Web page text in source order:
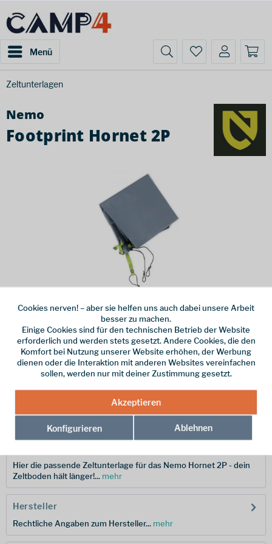
Menü
Zeltunterlagen
Nemo
Footprint Hornet 2P
Dieser Artikel steht derzeit nicht zur Verfügung!
79,99 € *
inkl. MwSt./ Versandkostenfrei!
814041014847
Hier die passende Zeltunterlage für das Nemo Hornet 2P - dein
Zeltboden hält länger!... mehr
Hersteller
Rechtliche Angaben zum Hersteller... mehr
Cookies nerven! – aber sie helfen uns auch dabei unsere Arbeit
besser zu machen.
Einige Cookies sind für den technischen Betrieb der Website
erforderlich und werden stets gesetzt. Andere Cookies, die den
Komfort bei Nutzung unserer Website erhöhen, der Werbung
dienen oder die Interaktion mit anderen Websites vereinfachen
sollen, werden nur mit deiner Zustimmung gesetzt.
Akzeptieren
Konfigurieren Ablehnen